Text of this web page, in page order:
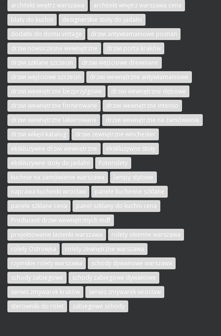
architekt wnętrz warszawa
architekt wnętrz warszawa cena
blaty do kuchni
designerskie stoły do jadalni
dodatki do domu vintage
drzwi antywłamaniowe poznań
drzwi nowoczesne wewnętrzne
drzwi porta kraków
drzwi szklane szczecin
drzwi wejściowe drewniane
drzwi wejściowe szczecin
drzwi wewnętrzne antywłamaniowe
drzwi wewnętrzne bezprzylgowe
drzwi wewnętrzne dębowe
drzwi wewnętrzne fornirowane
drzwi wewnętrzne intenso
drzwi wewnętrzne lakierowane
drzwi wewnętrzne na zamówienie
drzwi wikęd katalog
drzwi zewnętrzne winchester
ekskluzywne drzwi wewnętrzne
ekskluzywne stoły
ekskluzywne stoły do jadalni
Fotorolety
kuchnie na zamówienie warszawa
lampy stylowe
naprawa kuchenki wrocław
panele kuchenne szklane
panele szklane cena
panel szklany do kuchni cena
Producent drzwi wewnętrznych mdf
projektowanie łazienki warszawa
rolety okienne warszawa
rolety Ostrołęka
rolety zewnętrzne warszawa
rzymskie rolety warszawa
schody dywanowe warszawa
schody zabiegowe
schody zabiegowe dywanowe
serwis zmywarek kraków
serwis zmywarek wrocław
sterowniki do rolet
zabiegowe schody